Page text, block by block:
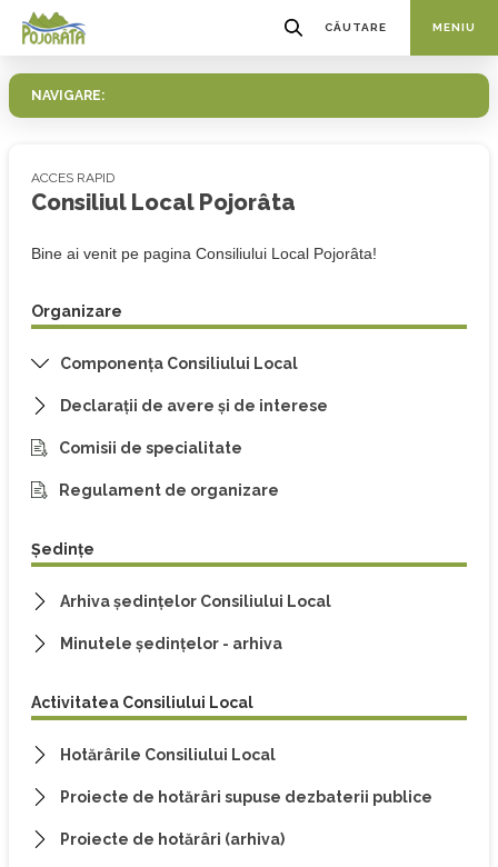
CĂUTARE MENIU
NAVIGARE:
ACCES RAPID
Consiliul Local Pojorâta
Bine ai venit pe pagina Consiliului Local Pojorâta!
Organizare
Componența Consiliului Local
Declarații de avere și de interese
Comisii de specialitate
Regulament de organizare
Ședințe
Arhiva ședințelor Consiliului Local
Minutele ședințelor - arhiva
Activitatea Consiliului Local
Hotărârile Consiliului Local
Proiecte de hotărâri supuse dezbaterii publice
Proiecte de hotărâri (arhiva)